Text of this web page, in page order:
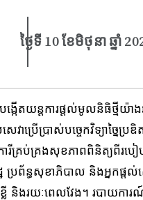
ថ្ងៃទី 10 ខែមិថុនា ឆ្នាំ
បង្កើតយន្តការផ្តល់មូលនិធិថ្មីយ៉
រើប្រាស់បច្ចេកវិទ្យាច្នៃប្រឌិត
គ្រប់គ្រងសុខភាពពិនិត្យពីរបៀ
ប្រព័ន្ធសុខាភិបាល និងអ្នកផ្តល់
លី និងរយៈពេលវែង។ របាយក